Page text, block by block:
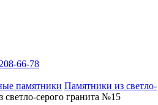
66-78
памятники Памятники из светло-
светло-серого гранита №15